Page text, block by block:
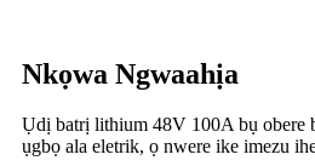
Nkọwa Ngwaahịa
Ụdị batrị lithium 48V 100A bụ obere
ụgbọ ala eletrik, ọ nwere ike imezu